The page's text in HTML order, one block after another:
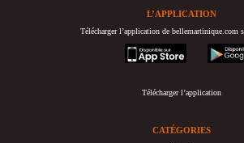
L’APPLICATION
Télécharger l’application de bellemartinique.com
appstore
googleplay
Télécharger l’application
CATÉGORIES